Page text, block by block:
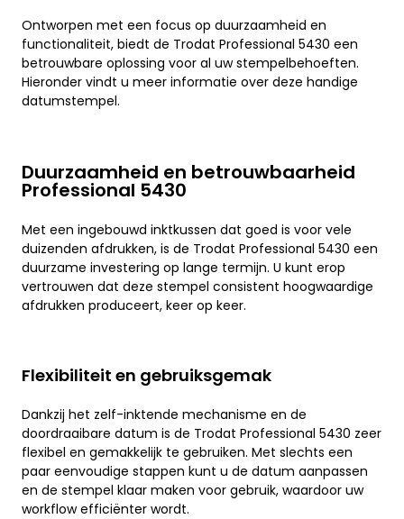
Ontworpen met een focus op duurzaamheid en
functionaliteit, biedt de Trodat Professional 5430 een
betrouwbare oplossing voor al uw stempelbehoeften.
Hieronder vindt u meer informatie over deze handige
datumstempel.
Duurzaamheid en betrouwbaarheid
Professional 5430
Met een ingebouwd inktkussen dat goed is voor vele
duizenden afdrukken, is de Trodat Professional 5430 een
duurzame investering op lange termijn. U kunt erop
vertrouwen dat deze stempel consistent hoogwaardige
afdrukken produceert, keer op keer.
Flexibiliteit en gebruiksgemak
Dankzij het zelf-inktende mechanisme en de
doordraaibare datum is de Trodat Professional 5430 zeer
flexibel en gemakkelijk te gebruiken. Met slechts een
paar eenvoudige stappen kunt u de datum aanpassen
en de stempel klaar maken voor gebruik, waardoor uw
workflow efficiënter wordt.